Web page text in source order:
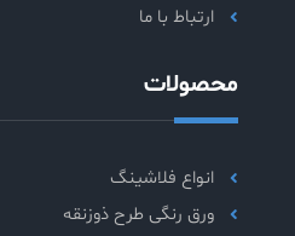
ارتباط با ما
محصولات
انواع فلاشینگ
ورق رنگی طرح ذوزنقه